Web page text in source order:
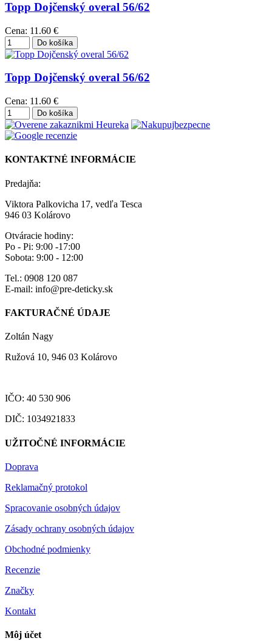
Topp Dojčenský overal 56/62
Cena: 11.60 €
Topp Dojčenský overal 56/62
Cena: 11.60 €
KONTAKTNÉ INFORMÁCIE
Predajňa:
Viktora Palkovicha 17, vedľa Tesca
946 03 Kolárovo
Otváracie hodiny:
Po - Pi: 9:00 -17:00
Sobota: 9:00 - 12:00
Tel.: 0908 120 087
E-mail: info@pre-deticky.sk
FAKTURAČNÉ ÚDAJE
Zoltán Nagy
Ružová 10, 946 03 Kolárovo
IČO: 40 530 906
DIČ: 1034921833
UŽITOČNÉ INFORMÁCIE
Doprava
Reklamačný protokol
Spracovanie osobných údajov
Zásady ochrany osobných údajov
Obchodné podmienky
Recenzie
Značky
Kontakt
Môj účet